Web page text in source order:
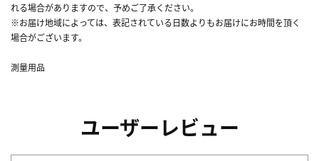
れる場合がありますので、予めご了承ください。
※お届け地域によっては、表記されている日数よりもお届けにお時間を頂く
場合がございます。
測量用品
ユーザーレビュー